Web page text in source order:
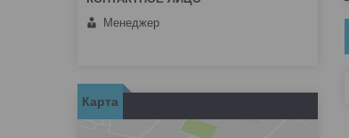
Менеджер
Карта